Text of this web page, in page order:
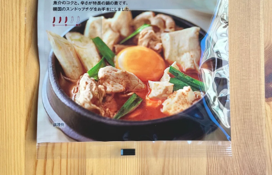
MAGAZINE
SPUR 2026 JULY
2026年9月号
2026-07-23発売